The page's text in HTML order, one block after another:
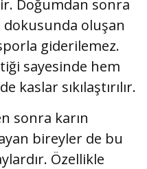
Doğumdan sonra
dokusunda oluşan
giderilemez.
sayesinde hem
kaslar sıkılaştırılır.
sonra karın
bireyler de bu
Özellikle